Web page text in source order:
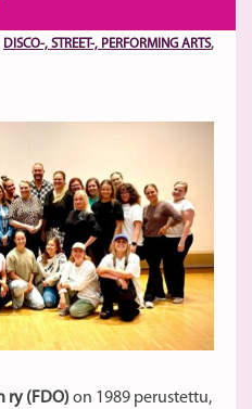
DISCO-, STREET-, PERFORMING ARTS,
ry (FDO) on 1989 perustettu,